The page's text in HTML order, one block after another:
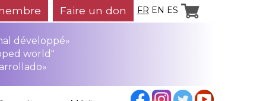
Faire un don FR EN ES
développé»
world"